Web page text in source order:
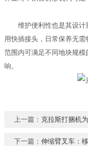
维护便利性也是其设计
用快插接头，日常保养无
范围内可满足不同地块规
响。
上一篇： 克拉斯打捆机
下一篇： 伸缩臂叉车：